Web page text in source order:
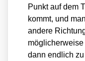
Punkt auf dem
kommt, und
ande­re
dann end­lich